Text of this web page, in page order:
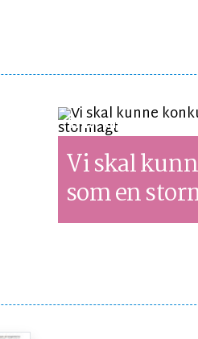
SYNSPUNKT
Vi skal
som en